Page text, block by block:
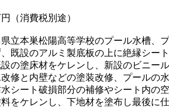
（消費税別途）
立本巣松陽高等学校のプール水槽、
既設のアルミ製底板の上に絶縁シー
の塗床材をケレンし、新設のビニー
修と内壁などの塗装改修、プールの
シート破損部分の補修やシート内の
をケレンし、下地材を塗布し最後に